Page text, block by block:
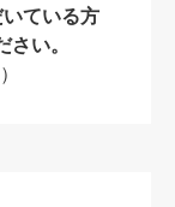
ている方
さい。